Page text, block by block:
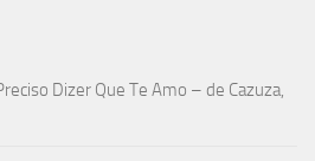
Dizer Que Te Amo – de Cazuza,